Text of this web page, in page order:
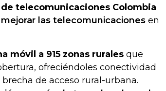
telecomunicaciones Colombia
las telecomunicaciones en
móvil a 915 zonas rurales que
ofreciéndoles conectividad
de acceso rural-urbana.